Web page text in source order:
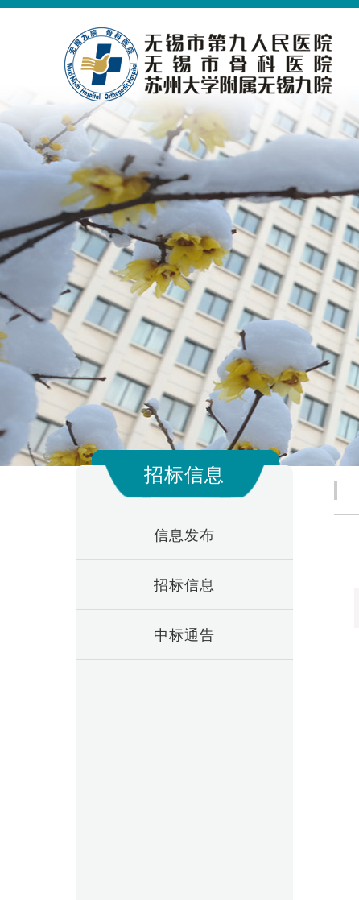
招标信息
信息发布
招标信息
中标通告